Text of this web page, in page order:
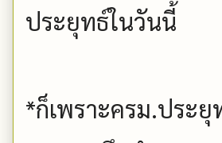
ประยุทธ์ในวันนี้
*ก็เพราะครม.ประยุ